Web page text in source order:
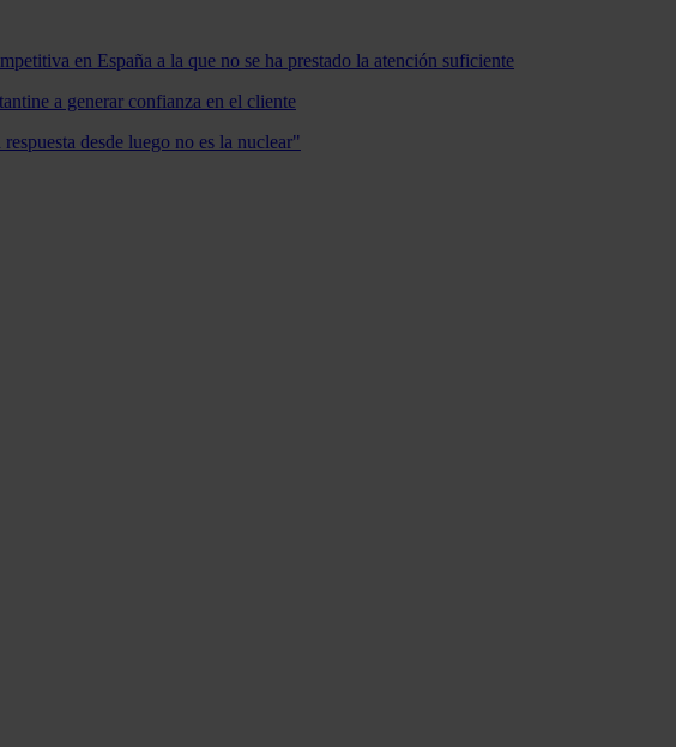
en España a la que no se ha prestado la atención suficiente
a generar confianza en el cliente
desde luego no es la nuclear"